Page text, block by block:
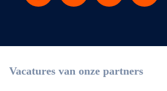
Vacatures van onze partners